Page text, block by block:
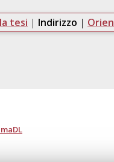
tesi | Indirizzo |